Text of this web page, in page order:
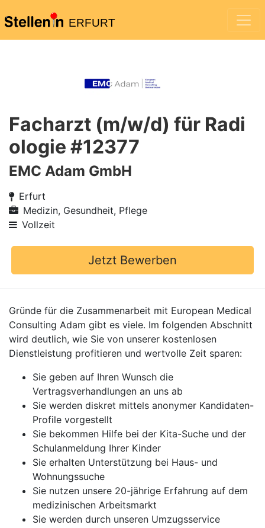
ERFURT
Facharzt (m/w/d) für Radi
ologie #12377
EMC Adam GmbH
Erfurt
Medizin, Gesundheit, Pflege
Vollzeit
Jetzt Bewerben
Gründe für die Zusammenarbeit mit European Medical
Consulting Adam gibt es viele. Im folgenden Abschnitt
wird deutlich, wie Sie von unserer kostenlosen
Dienstleistung profitieren und wertvolle Zeit sparen:
Sie geben auf Ihren Wunsch die
Vertragsverhandlungen an uns ab
Sie werden diskret mittels anonymer Kandidaten-
Profile vorgestellt
Sie bekommen Hilfe bei der Kita-Suche und der
Schulanmeldung Ihrer Kinder
Sie erhalten Unterstützung bei Haus- und
Wohnungssuche
Sie nutzen unsere 20-jährige Erfahrung auf dem
medizinischen Arbeitsmarkt
Sie werden durch unseren Umzugsservice